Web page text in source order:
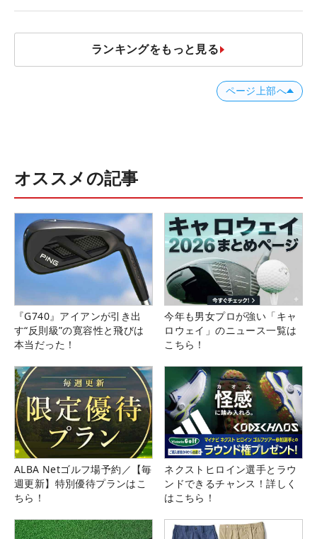
ランキングをもっと見る
ページ上部へ
オススメの記事
『G740』アイアンが引き出
す“反則級”の寛容性と飛びは
本当だった！
今年も男女プロが強い「キャ
ロウェイ」のニュース一覧は
こちら！
ALBA Netゴルフ場予約／【毎
週更新】特別優待プランはこ
ちら！
ネクストヒロイン選手とラウ
ンドできるチャンス！詳しく
はこちら！